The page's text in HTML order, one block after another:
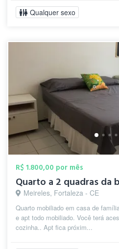
Qualquer sexo
R$ 1.800,00 por mês
Quarto a 2 quadras da
Meireles, Fortaleza - CE
Quarto mobiliado em casa de
e apt todo mobiliado. Você terá
cozinha.. Apt fica próxim...